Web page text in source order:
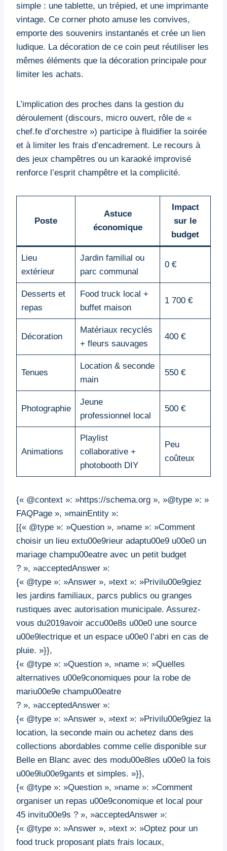
simple : une tablette, un trépied, et une imprimante
vintage. Ce corner photo amuse les convives,
emporte des souvenirs instantanés et crée un lien
ludique. La décoration de ce coin peut réutiliser les
mêmes éléments que la décoration principale pour
limiter les achats.
L’implication des proches dans la gestion du
déroulement (discours, micro ouvert, rôle de «
chef.fe d’orchestre ») participe à fluidifier la soirée
et à limiter les frais d’encadrement. Le recours à
des jeux champêtres ou un karaoké improvisé
renforce l’esprit champêtre et la complicité.
Poste
Astuce
économique
Impact
sur le
budget
Lieu
extérieur
Jardin familial ou
parc communal
0 €
Desserts et
repas
Food truck local +
buffet maison
1 700 €
Décoration
Matériaux recyclés
+ fleurs sauvages
400 €
Tenues
Location & seconde
main
550 €
Photographie
Jeune
professionnel local
500 €
Animations
Playlist
collaborative +
photobooth DIY
Peu
coûteux
{« @context »: »https://schema.org », »@type »: »
FAQPage », »mainEntity »:
[{« @type »: »Question », »name »: »Comment
choisir un lieu extu00e9rieur adaptu00e9 u00e0 un
mariage champu00eatre avec un petit budget
? », »acceptedAnswer »:
{« @type »: »Answer », »text »: »Privilu00e9giez
les jardins familiaux, parcs publics ou granges
rustiques avec autorisation municipale. Assurez-
vous du2019avoir accu00e8s u00e0 une source
u00e9lectrique et un espace u00e0 l’abri en cas de
pluie. »}},
{« @type »: »Question », »name »: »Quelles
alternatives u00e9conomiques pour la robe de
mariu00e9e champu00eatre
? », »acceptedAnswer »:
{« @type »: »Answer », »text »: »Privilu00e9giez la
location, la seconde main ou achetez dans des
collections abordables comme celle disponible sur
Belle en Blanc avec des modu00e8les u00e0 la fois
u00e9lu00e9gants et simples. »}},
{« @type »: »Question », »name »: »Comment
organiser un repas u00e9conomique et local pour
45 invitu00e9s ? », »acceptedAnswer »:
{« @type »: »Answer », »text »: »Optez pour un
food truck proposant plats frais locaux,